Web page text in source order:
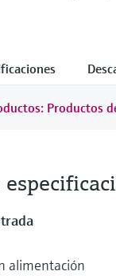
Productos
alimentación